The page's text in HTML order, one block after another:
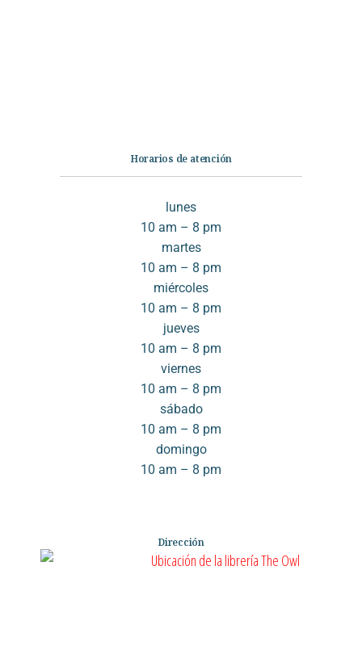
Horarios de atención
lunes
10 am – 8 pm
martes
10 am – 8 pm
miércoles
10 am – 8 pm
jueves
10 am – 8 pm
viernes
10 am – 8 pm
sábado
10 am – 8 pm
domingo
10 am – 8 pm
Dirección